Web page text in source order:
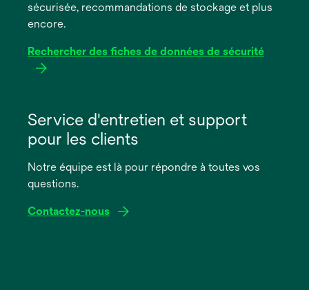
ongletsécurisée, recommandations de stockage et plus
encore.
Rechercher des fiches de données de sécurité
dans
nouvel
onglet
Service d'entretien et support
pour les clients
Notre équipe est là pour répondre à toutes vos
questions.
Contactez-nous